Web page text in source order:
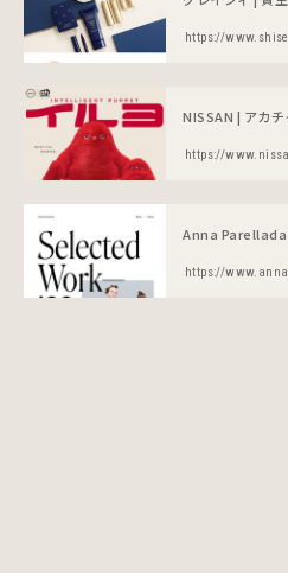
https://
NISSAN | アカ
Anna
https://